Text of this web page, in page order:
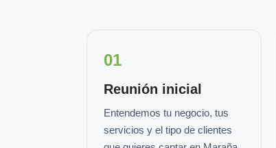
01
Reunión inicial
Entendemos tu negocio, tus
servicios y el tipo de clientes